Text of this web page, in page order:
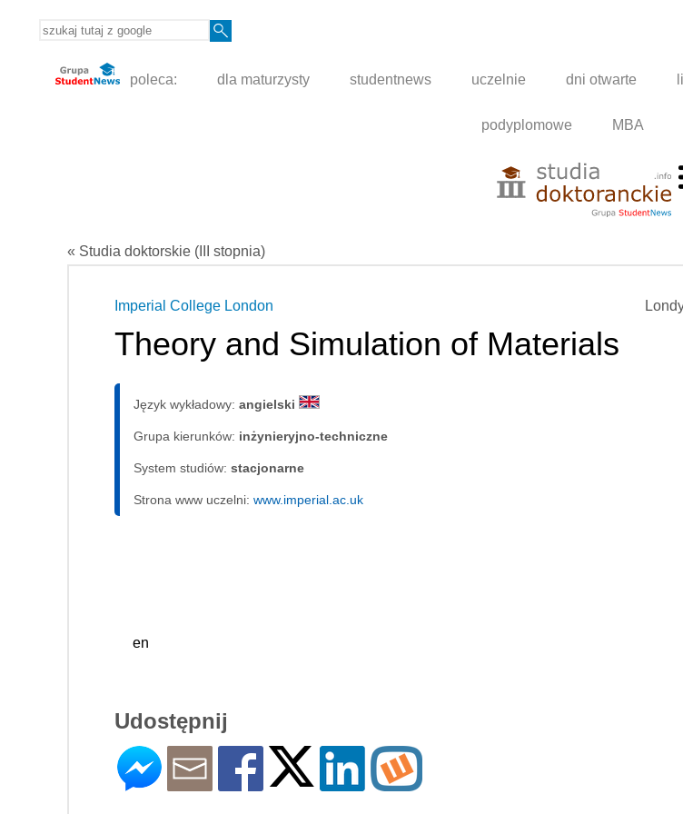
poleca: dla maturzysty studentnews uczelnie dni otwarte
podyplomowe MBA
« Studia doktorskie (III stopnia)
Imperial College London
Theory and Simulation of Materials
Język wykładowy: angielski
Grupa kierunków: inżynieryjno-techniczne
System studiów: sta­cjo­nar­ne
Strona www uczelni: www.imperial.ac.uk
en
Udostępnij